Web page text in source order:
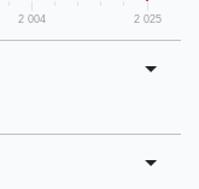
2 004 2 025